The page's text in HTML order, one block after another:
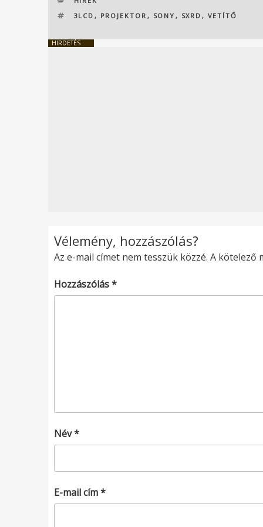
CÍMKÉK
3LCD , PROJEKTOR , SONY , SXRD , VETÍTŐ
HIRDETÉS
Vélemény, hozzászólás?
Az e-mail címet nem tesszük közzé. A kötelező
Hozzászólás*
Név*
E-mail cím*